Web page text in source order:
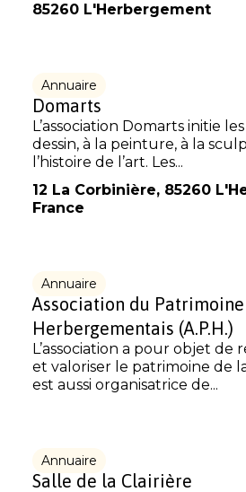
85260 L'Herbergement
Annuaire
Domarts
L’association Domarts initie
dessin, à la peinture, à la
l’histoire de l’art. Les...
12 La Corbinière, 85260
France
Annuaire
Association du Patrimoine
Herbergementais (A.P.H.)
L’association a pour objet de
et valoriser le patrimoine de
est aussi organisatrice de...
Annuaire
Salle de la Clairière